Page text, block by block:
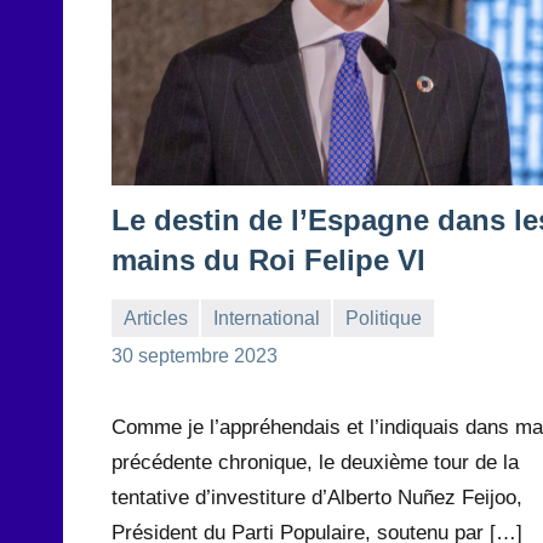
Le destin de l’Espagne dans
mains du Roi Felipe VI
Articles International
Politique
30 septembre 2023
la
3
Comme je l’appréhendais et l’indiquais dans ma
précédente chronique, le deuxième tour de la
tentative d’investiture d’Alberto Nuñez Feijoo,
Président du Parti Populaire, soutenu par […]